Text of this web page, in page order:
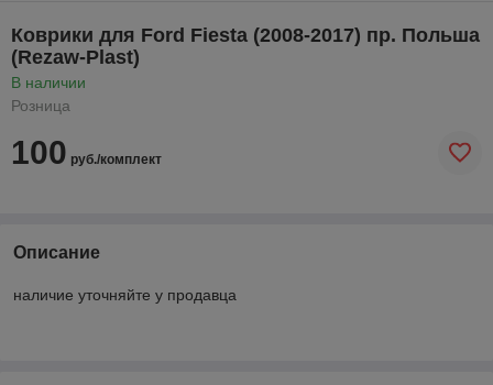
Коврики для Ford Fiesta (2008-2017) пр. Польша
(Rezaw-Plast)
В наличии
Розница
100 руб./комплект
Описание
наличие уточняйте у продавца